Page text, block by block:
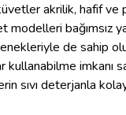
akrilik, hafif
bağımsız
de sahip
kullanabilme
sıvı deterjanla